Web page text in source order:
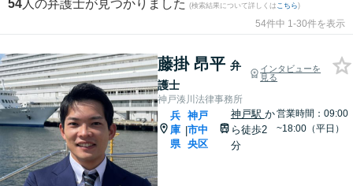
54 人の弁護士が見つかりました (検索結果について詳しくは こちら)
54件中 1-30件を表示
藤掛 昂平 弁
護士
インタビューを
見る
神戸湊川法律事務所
兵
庫
県
|
神戸
市中
央区
神戸駅 か
ら徒歩2
分
営業時間：09:00
~18:00（平日）